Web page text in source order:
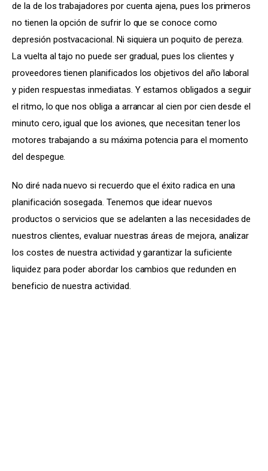
de la de los trabajadores por cuenta ajena, pues los primeros
no tienen la opción de sufrir lo que se conoce como
depresión postvacacional. Ni siquiera un poquito de pereza.
La vuelta al tajo no puede ser gradual, pues los clientes y
proveedores tienen planificados los objetivos del año laboral
y piden respuestas inmediatas. Y estamos obligados a seguir
el ritmo, lo que nos obliga a arrancar al cien por cien desde el
minuto cero, igual que los aviones, que necesitan tener los
motores trabajando a su máxima potencia para el momento
del despegue.
No diré nada nuevo si recuerdo que el éxito radica en una
planificación sosegada. Tenemos que idear nuevos
productos o servicios que se adelanten a las necesidades de
nuestros clientes, evaluar nuestras áreas de mejora, analizar
los costes de nuestra actividad y garantizar la suficiente
liquidez para poder abordar los cambios que redunden en
beneficio de nuestra actividad.